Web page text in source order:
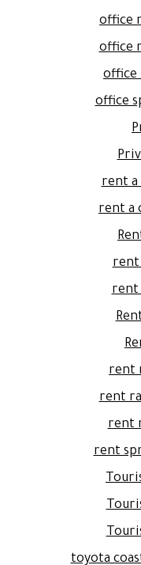
office
office
office
office
rent a
rent a
rent
rent
rent
rent
rent
rent
toyota